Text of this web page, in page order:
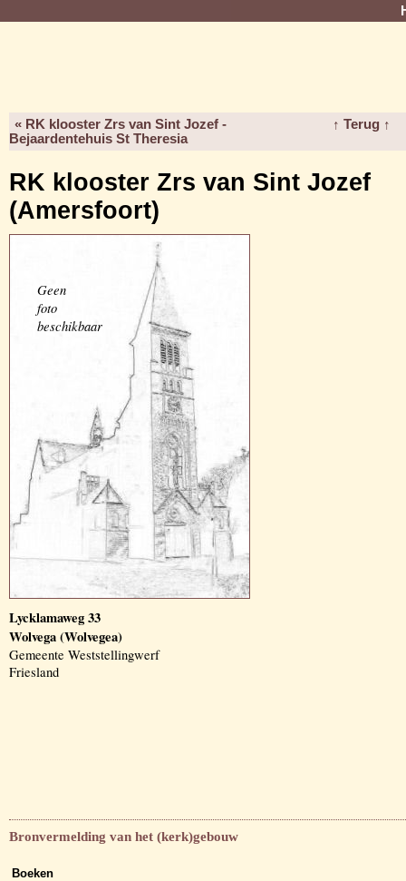
« RK klooster Zrs van Sint Jozef -
Bejaardentehuis St Theresia
↑ Terug ↑
RK klooster Zrs van Sint Jozef
(Amersfoort)
Geen
foto
beschikbaar
Lycklamaweg 33
Wolvega (Wolvegea)
Gemeente Weststellingwerf
Friesland
Bronvermelding van het (kerk)gebouw
Boeken